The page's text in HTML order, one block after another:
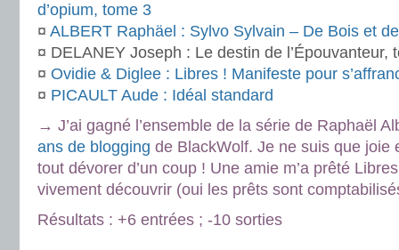
d’opium, tome 3
¤ ALBERT Raphäel : Sylvo Sylvain – De Bois et
¤ DELANEY Joseph : Le destin de l’Épouvanteur,
¤ Ovidie & Diglee : Libres ! Manifeste pour
¤ PICAULT Aude : Idéal standard
→ J’ai gagné l’ensemble de la série de Raphaël
ans de blogging de BlackWolf. Je ne suis que joie
tout dévorer d’un coup ! Une amie m’a prêté
vivement découvrir (oui les prêts sont
Résultats : +6 entrées ; -10 sorties